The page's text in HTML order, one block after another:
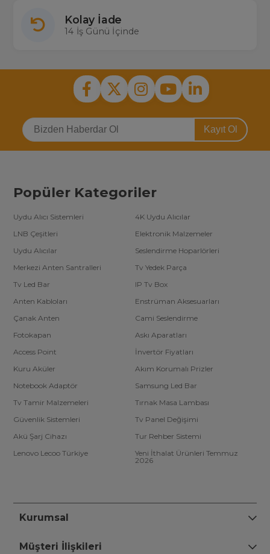
Kolay İade
14 İş Günü İçinde
Kayıt Ol
Popüler Kategoriler
Uydu Alıcı Sistemleri
4K Uydu Alıcılar
LNB Çeşitleri
Elektronik Malzemeler
Uydu Alıcılar
Seslendirme Hoparlörleri
Merkezi Anten Santralleri
Tv Yedek Parça
Tv Led Bar
IP Tv Box
Anten Kabloları
Enstrüman Aksesuarları
Çanak Anten
Cami Seslendirme
Fotokapan
Askı Aparatları
Access Point
İnvertör Fiyatları
Kuru Aküler
Akım Korumalı Prizler
Notebook Adaptör
Samsung Led Bar
Tv Tamir Malzemeleri
Tırnak Masa Lambası
Güvenlik Sistemleri
Tv Panel Değişimi
Akü Şarj Cihazı
Tur Rehber Sistemi
Lenovo Lecoo Türkiye
Yeni İthalat Ürünleri Temmuz
2026
Kurumsal
Müşteri İlişkileri